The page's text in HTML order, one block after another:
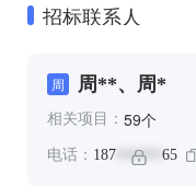
招标联系人
周 周**、周*
相关项目： 59个
电话： 187 ****** 65